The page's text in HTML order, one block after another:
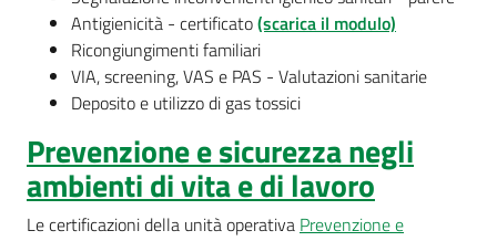
Seguici
Antigienicità - certificato(scarica il modulo)
Ricongiungimenti familiari
VIA, screening, VAS e PAS - Valutazioni sanitarie
Deposito e utilizzo di gas tossici
Prevenzione e sicurezza negli
ambienti di vita e di lavoro
Le certificazioni della unità operativa Prevenzione e